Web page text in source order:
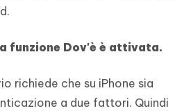
funzione Dov'è è attivata.
richiede che su iPhone sia
a due fattori. Quindi